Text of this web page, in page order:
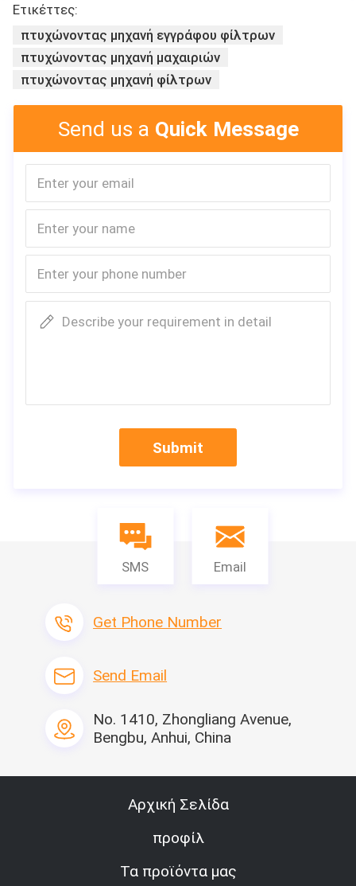
Ετικέττες:
πτυχώνοντας μηχανή εγγράφου φίλτρων
πτυχώνοντας μηχανή μαχαιριών
πτυχώνοντας μηχανή φίλτρων
Send us a Quick Message
Describe your requirement in detail
Submit
SMS Email
Get Phone Number
Send Email
No. 1410, Zhongliang Avenue,
Bengbu, Anhui, China
Αρχική Σελίδα
προφίλ
Τα προϊόντα μας